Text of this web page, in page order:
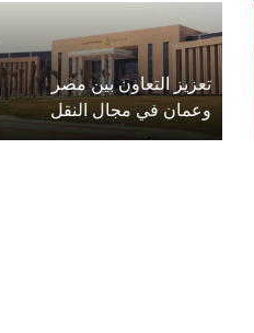
تعزيز التعاون بين مصر
وعمان في مجال النقل